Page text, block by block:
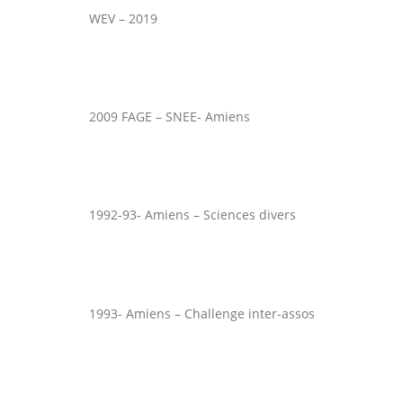
WEV – 2019
2009 FAGE – SNEE- Amiens
1992-93- Amiens – Sciences divers
1993- Amiens – Challenge inter-assos